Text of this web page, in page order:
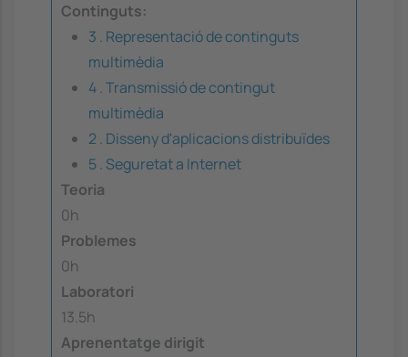
Continguts:
3 . Representació de continguts
multimèdia
4 . Transmissió de contingut
multimèdia
2 . Disseny d'aplicacions distribuïdes
5 . Seguretat a Internet
Teoria
0h
Problemes
0h
Laboratori
13.5h
Aprenentatge dirigit